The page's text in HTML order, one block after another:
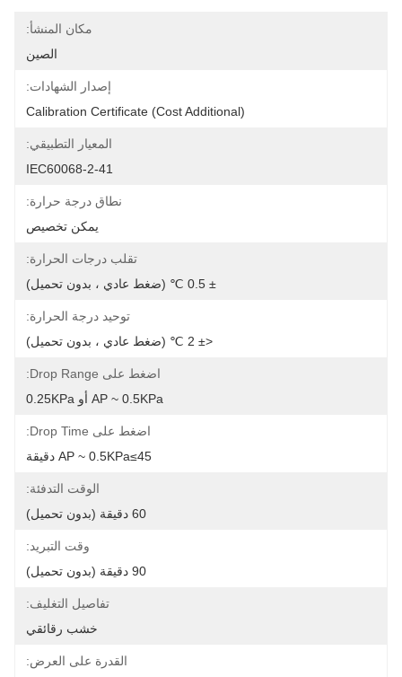
مكان المنشأ:
الصين
إصدار الشهادات:
Calibration Certificate (Cost Additional)
المعيار التطبيقي:
IEC60068-2-41
نطاق درجة حرارة:
يمكن تخصيص
تقلب درجات الحرارة:
± 0.5 ℃ (ضغط عادي ، بدون تحميل)
توحيد درجة الحرارة:
<± 2 ℃ (ضغط عادي ، بدون تحميل)
اضغط على Drop Range:
AP ~ 0.5KPa أو 0.25KPa
اضغط على Drop Time:
AP ~ 0.5KPa≤45 دقيقة
الوقت التدفئة:
60 دقيقة (بدون تحميل)
وقت التبريد:
90 دقيقة (بدون تحميل)
تفاصيل التغليف:
خشب رقائقي
القدرة على العرض: